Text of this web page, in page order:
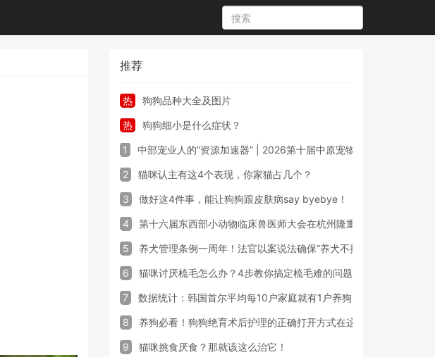
推荐
热 狗狗品种大全及图片
热 狗狗细小是什么症状？
1 中部宠业人的“资源加速器” | 2026第十届中原宠物展专业观众预登
2 猫咪认主有这4个表现，你家猫占几个？
3 做好这4件事，能让狗狗跟皮肤病say byebye！
4 第十六届东西部小动物临床兽医师大会在杭州隆重开幕
5 养犬管理条例一周年！法官以案说法确保“养犬不掉链”
6 猫咪讨厌梳毛怎么办？4步教你搞定梳毛难的问题！
7 数据统计：韩国首尔平均每10户家庭就有1户养狗
8 养狗必看！狗狗绝育术后护理的正确打开方式在这里
9 猫咪挑食厌食？那就该这么治它！